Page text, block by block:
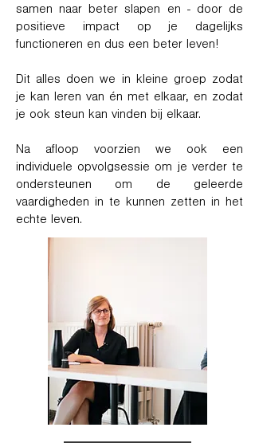
samen naar beter slapen en - door de
positieve impact op je dagelijks
functioneren en dus een beter leven!
Dit alles doen we in kleine groep zodat
je kan leren van én met elkaar, en zodat
je ook steun kan vinden bij elkaar.
Na afloop voorzien we ook een
individuele opvolgsessie om je verder te
ondersteunen om de geleerde
vaardigheden in te kunnen zetten in het
echte leven.